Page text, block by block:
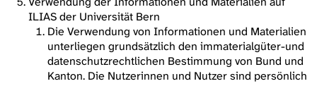
ILIAS der Universität Bern
Die Verwendung von Informationen und Materialien
unterliegen grundsätzlich den immaterialgüter-und
datenschutzrechtlichen Bestimmung von Bund und
Kanton. Die Nutzerinnen und Nutzer sind persönlich